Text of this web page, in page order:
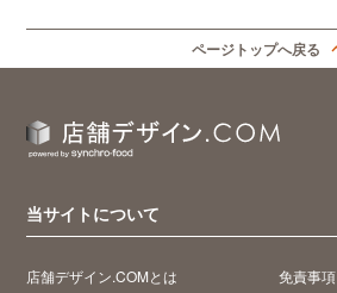
ページトップへ戻る
当サイトについて
店舗デザイン.COMとは 免責事項